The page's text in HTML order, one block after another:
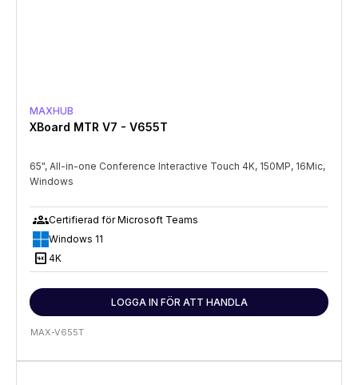
MAXHUB
XBoard MTR V7 - V655T
65", All-in-one Conference Interactive Touch 4K, 150MP, 16Mic,
Windows
groupsCertifierad för Microsoft Teams
Windows 11
4K 4K
LOGGA IN FÖR ATT HANDLA
MAX-V655T